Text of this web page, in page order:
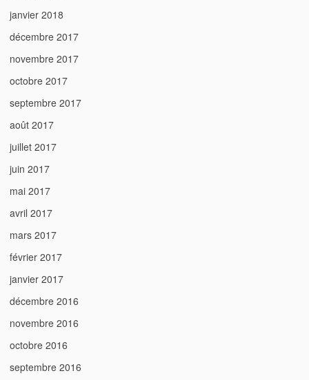
janvier 2018
décembre 2017
novembre 2017
octobre 2017
septembre 2017
août 2017
juillet 2017
juin 2017
mai 2017
avril 2017
mars 2017
février 2017
janvier 2017
décembre 2016
novembre 2016
octobre 2016
septembre 2016